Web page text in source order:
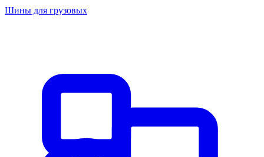
Шины для грузовых